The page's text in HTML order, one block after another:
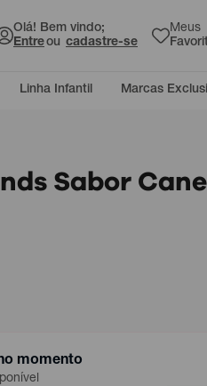
Olá! Bem vindo;
Entreou cadastre-se
Meus
Linha Infantil Marcas
Sabor
momento